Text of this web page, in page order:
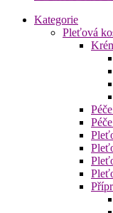
Kategorie
Pleťová